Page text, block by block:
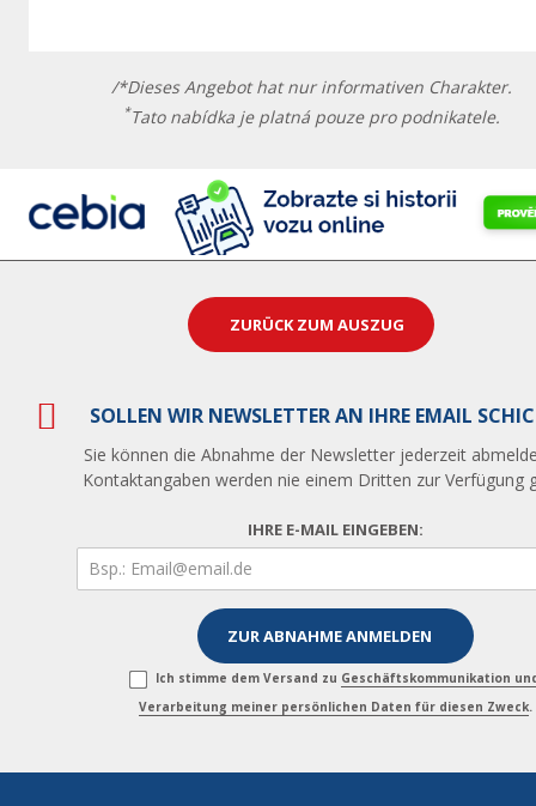
/*Dieses Angebot hat nur informativen Charakter.
*Tato nabídka je platná pouze pro podnikatele.
ZURÜCK ZUM AUSZUG
SOLLEN WIR NEWSLETTER AN IHRE EMAIL
Sie können die Abnahme der Newsletter jederzeit
Kontaktangaben werden nie einem Dritten zur Verfügung
IHRE E-MAIL EINGEBEN:
Ich stimme dem Versand zu Geschäftskommunikation
Verarbeitung meiner persönlichen Daten für diesen Zweck.